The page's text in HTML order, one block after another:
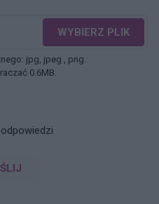
WYBIERZ PLIK
jpg, jpeg , png.
0.6MB.